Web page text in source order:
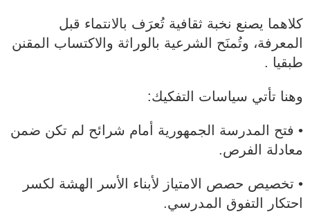
كلاهما يصنع نخبة ثقافية تُعرَف بالانتماء قبل
المعرفة، وتُمنَح الشرعية بالوراثة والاكتساب المقنن
طبقيا .
وهنا تأتي سياسات التفكيك:
• فتح المدرسة الجمهورية أمام شرائح لم تكن ضمن
معادلة الفرص.
• تخصيص حصص الامتياز لأبناء الأسر الهشة لكسر
احتكار التفوق المدرسي.